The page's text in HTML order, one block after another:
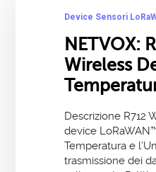
Device Sensori
NETVOX:
Wireless
Descrizione R712
device
Temperatura e
trasmissione dei